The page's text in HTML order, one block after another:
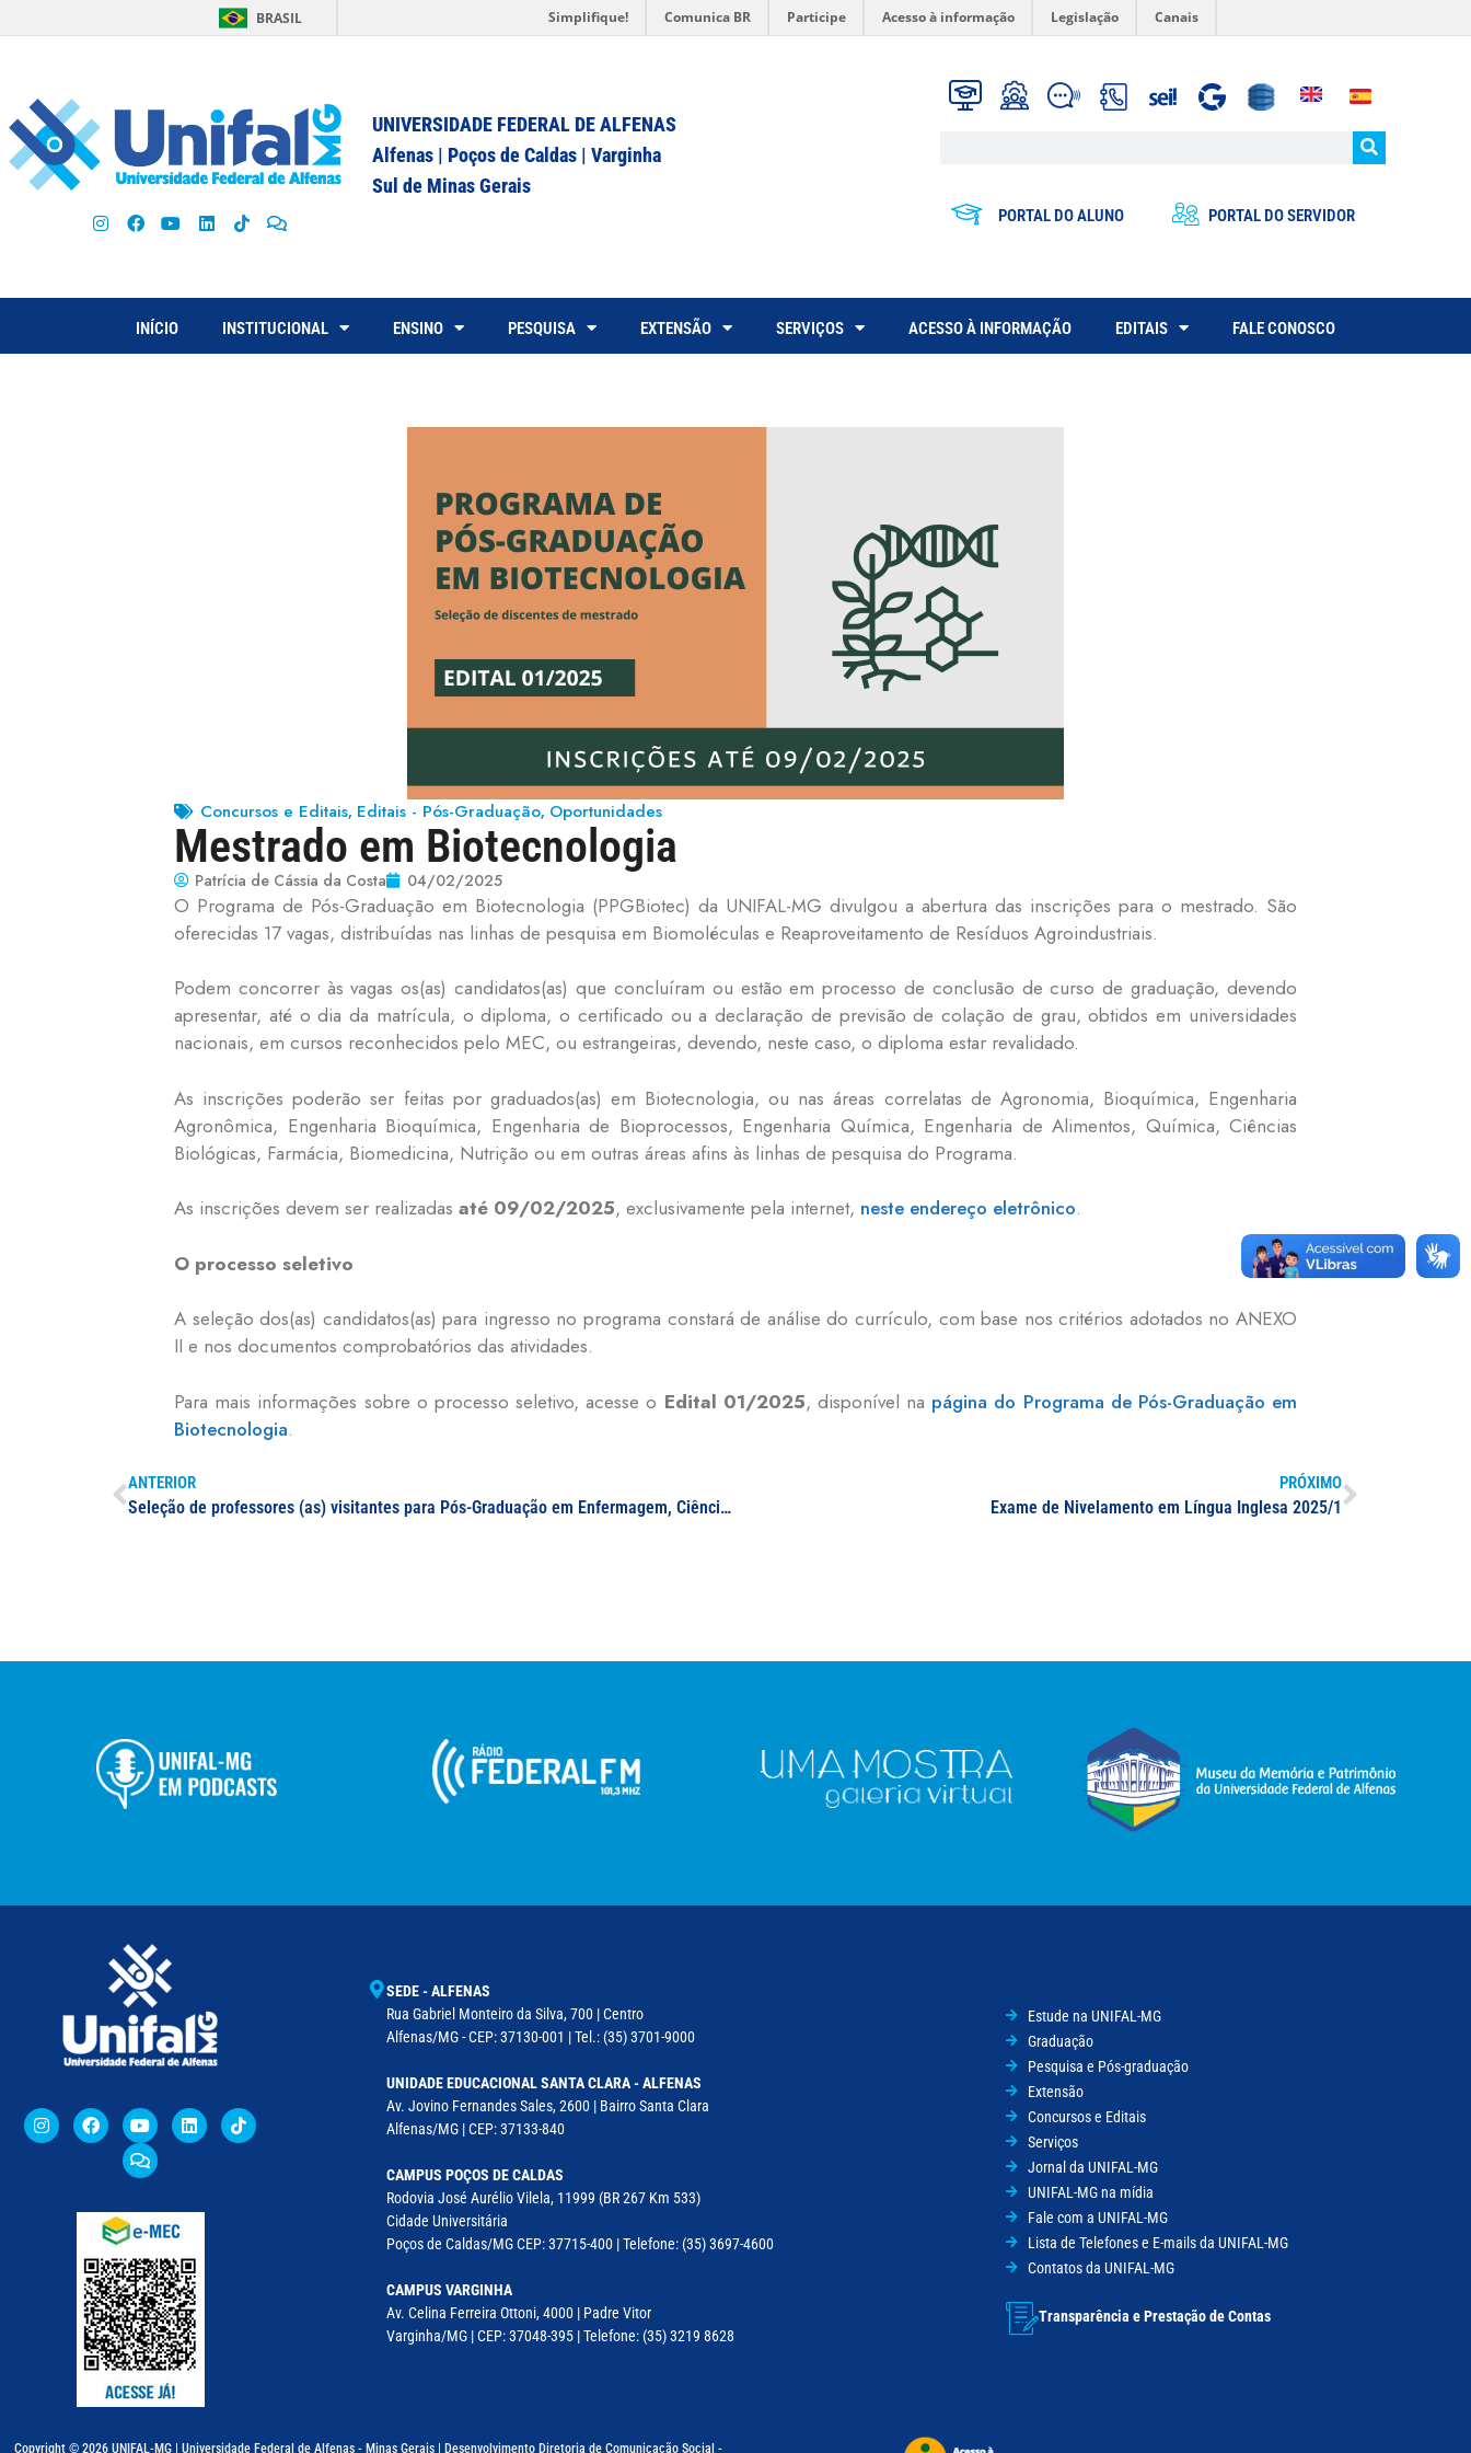
BRASIL Simplifique! Comunica BR Participe Acesso à informação Legislação Canais
UNIVERSIDADE FEDERAL DE ALFENAS
Alfenas | Poços de Caldas | Varginha
Sul de Minas Gerais
PORTAL DO ALUNO PORTAL DO SERVIDOR
INÍCIO INSTITUCIONAL ENSINO PESQUISA EXTENSÃO SERVIÇOS ACESSO À INFORMAÇÃO EDITAIS FALE CONOSCO
Concursos e Editais, Editais - Pós-Graduação, Oportunidades
Mestrado em Biotecnologia
Patrícia de Cássia da Costa 04/02/2025
O Programa de Pós-Graduação em Biotecnologia (PPGBiotec) da UNIFAL-MG divulgou a abertura das inscrições para o mestrado. São
oferecidas 17 vagas, distribuídas nas linhas de pesquisa em Biomoléculas e Reaproveitamento de Resíduos Agroindustriais.
Podem concorrer às vagas os(as) candidatos(as) que concluíram ou estão em processo de conclusão de curso de graduação, devendo
apresentar, até o dia da matrícula, o diploma, o certificado ou a declaração de previsão de colação de grau, obtidos em universidades
nacionais, em cursos reconhecidos pelo MEC, ou estrangeiras, devendo, neste caso, o diploma estar revalidado.
As inscrições poderão ser feitas por graduados(as) em Biotecnologia, ou nas áreas correlatas de Agronomia, Bioquímica, Engenharia
Agronômica, Engenharia Bioquímica, Engenharia de Bioprocessos, Engenharia Química, Engenharia de Alimentos, Química, Ciências
Biológicas, Farmácia, Biomedicina, Nutrição ou em outras áreas afins às linhas de pesquisa do Programa.
As inscrições devem ser realizadas até 09/02/2025, exclusivamente pela internet, neste endereço eletrônico.
O processo seletivo
A seleção dos(as) candidatos(as) para ingresso no programa constará de análise do currículo, com base nos critérios adotados no ANEXO
II e nos documentos comprobatórios das atividades.
Para mais informações sobre o processo seletivo, acesse o Edital 01/2025, disponível na página do Programa de Pós-Graduação em
Biotecnologia.
ANTERIOR
Seleção de professores (as) visitantes para Pós-Graduação em Enfermagem, Ciências Ambientais, Gestão Pública e Sociedade, Ensino de Física e Multicêntrico em Ciências Fisiológicas
PRÓXIMO
Exame de Nivelamento em Língua Inglesa 2025/1
SEDE - ALFENAS
Rua Gabriel Monteiro da Silva, 700 | Centro
Alfenas/MG - CEP: 37130-001 | Tel.: (35) 3701-9000
UNIDADE EDUCACIONAL SANTA CLARA - ALFENAS
Av. Jovino Fernandes Sales, 2600 | Bairro Santa Clara
Alfenas/MG | CEP: 37133-840
CAMPUS POÇOS DE CALDAS
Rodovia José Aurélio Vilela, 11999 (BR 267 Km 533)
Cidade Universitária
Poços de Caldas/MG CEP: 37715-400 | Telefone: (35) 3697-4600
CAMPUS VARGINHA
Av. Celina Ferreira Ottoni, 4000 | Padre Vitor
Varginha/MG | CEP: 37048-395 | Telefone: (35) 3219 8628
Estude na UNIFAL-MG
Graduação
Pesquisa e Pós-graduação
Extensão
Concursos e Editais
Serviços
Jornal da UNIFAL-MG
UNIFAL-MG na mídia
Fale com a UNIFAL-MG
Lista de Telefones e E-mails da UNIFAL-MG
Contatos da UNIFAL-MG
Transparência e Prestação de Contas
Copyright © 2026 UNIFAL-MG | Universidade Federal de Alfenas - Minas Gerais | Desenvolvimento Diretoria de Comunicação Social -